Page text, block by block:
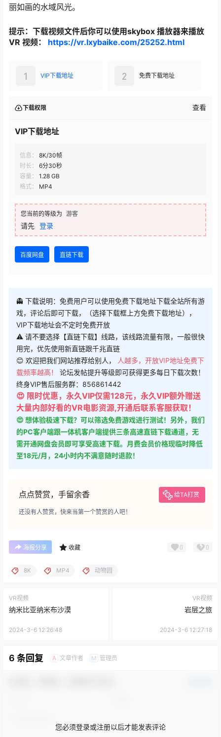
丽如画的水域风光。
提示：下载视频文件后你可以使用skybox 播放器来播放
VR 视频： https://vr.lxybaike.com/25252.html
VIP下载地址
1 免费下载地址
2
下载权限 查看
VIP下载地址
信息：
8K/30帧
时长：
6分30秒
容量：
1.28 GB
格式：
MP4
您当前的等级为 游客
请先 登录
百度网盘 直链下载
👻 下载说明：免费用户可以使用免费下载地址下载全站所有游
戏，评论后即可下载，（选择下载框上方免费下载地址），
VIP下载地址会不定时免费开放
⚠ 请不要选择【直链下载】线路，该线路流量有限，一般很快
用完，优先使用新直链跟千兆直链
😊 欢迎把我们网站推荐给别人，
人越多，开放VIP地址免费下
载频率越高！ 论坛发帖提升等级即可获得更多每日下载次数！
终身VIP售后服务群：856861442
😍 限时优惠，永久VIP仅需128元，永久VIP额外赠送
大量内部好看的VR电影资源,开通后联系客服获取！
😍 想体验极速下载？可以筛选免费游戏进行测试！另外，我们
的PC客户端跟一体机客户端提供三条高速直链下载通道，无
需开通网盘会员即可享受高速下载。月费会员价格现临时降低
至18元/月，24小时内不满意随时退款！
点点赞赏，手留余香 给TA打赏
还没有人赞赏，快来当第一个赞赏的人吧！
海报分享 收藏 0 0
8K MP4 动物园
VR视频
纳米比亚纳米布沙漠
2024-3-6 12:26:48
VR视频
岩层之旅
2024-3-6 12:27:18
6 条回复 A 文章作者 M 管理员
您必须登录或注册以后才能发表评论